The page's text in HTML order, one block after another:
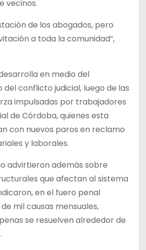
vecinos.
de los abogados, pero
a toda la comunidad”,
en medio del
conflicto judicial, luego de las
impulsadas por trabajadores
de Córdoba, quienes esta
con nuevos paros en reclamo
y laborales.
advirtieron además sobre
que afectan al sistema
en el fuero penal
mil causas mensuales,
se resuelven alrededor de